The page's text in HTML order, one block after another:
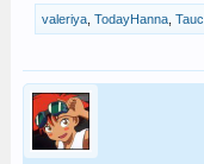
valeriya, TodayHanna, Tauc